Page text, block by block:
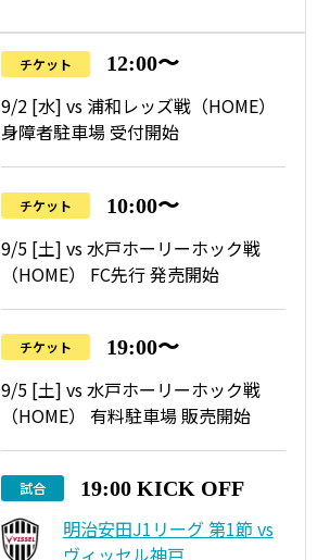
チケット 12:00〜
9/2 [水] vs 浦和レッズ戦（HOME）
身障者駐車場 受付開始
チケット 10:00〜
9/5 [土] vs 水戸ホーリーホック戦
（HOME） FC先行 発売開始
チケット 19:00〜
9/5 [土] vs 水戸ホーリーホック戦
（HOME） 有料駐車場 販売開始
試合 19:00 KICK OFF
明治安田J1リーグ 第1節 vs